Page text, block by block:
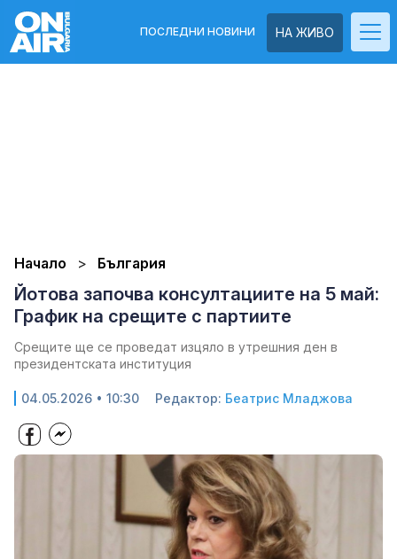
НА ЖИВО
ПОСЛЕДНИ НОВИНИ
Начало България
Йотова започва консултациите на 5 май:
График на срещите с партиите
Срещите ще се проведат изцяло в утрешния ден в
президентската институция
04.05.2026 • 10:30 Редактор: Беатрис Младжова